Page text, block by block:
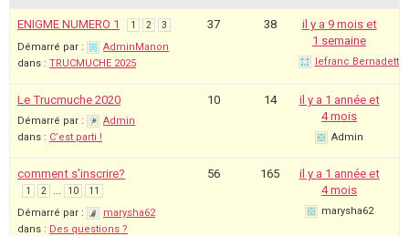
ENIGME NUMERO 1 1 2 3
Démarré par :
AdminManon
dans : TRUCMUCHE 2025
37 38
il y a 9 mois et
1 semaine
lefranc Bernadette
Le Trucmuche 2020
Démarré par :
Admin
dans : C’est parti !
10 14
il y a 1 année et
4 mois
Admin
comment s'inscrire?
1 2 … 10 11
Démarré par :
marysha62
dans : Des questions ?
56 165
il y a 1 année et
4 mois
marysha62